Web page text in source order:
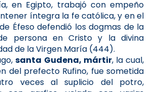
en Egipto, trabajó con empeño
íntegra la fe católica, y en el
Éfeso defendió los dogmas de la
persona en Cristo y la divina
de la Virgen María (444).
santa Gudena, mártir, la cual,
del prefecto Rufino, fue sometida
veces al suplicio del potro,